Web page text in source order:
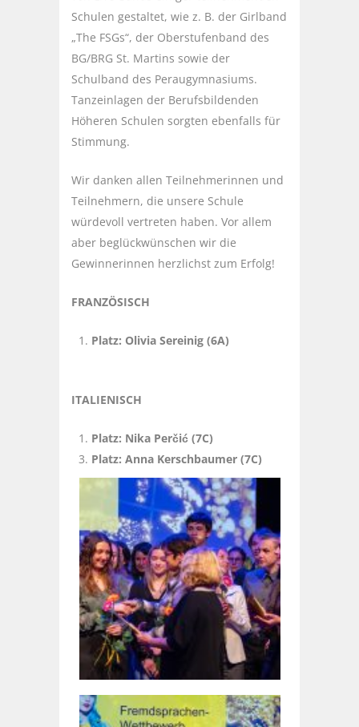
Schulen gestaltet, wie z. B. der Girlband
„The FSGs“, der Oberstufenband des
BG/BRG St. Martins sowie der
Schulband des Peraugymnasiums.
Tanzeinlagen der Berufsbildenden
Höheren Schulen sorgten ebenfalls für
Stimmung.
Wir danken allen Teilnehmerinnen und
Teilnehmern, die unsere Schule
würdevoll vertreten haben. Vor allem
aber beglückwünschen wir die
Gewinnerinnen herzlichst zum Erfolg!
FRANZÖSISCH
Platz: Olivia Sereinig (6A)
ITALIENISCH
Platz: Nika Perčić (7C)
Platz: Anna Kerschbaumer (7C)